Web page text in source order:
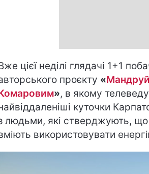
цієї неділі глядачі 1+1
проєкту «
», в якому
куточки
людьми, які стверджують,
використовувати